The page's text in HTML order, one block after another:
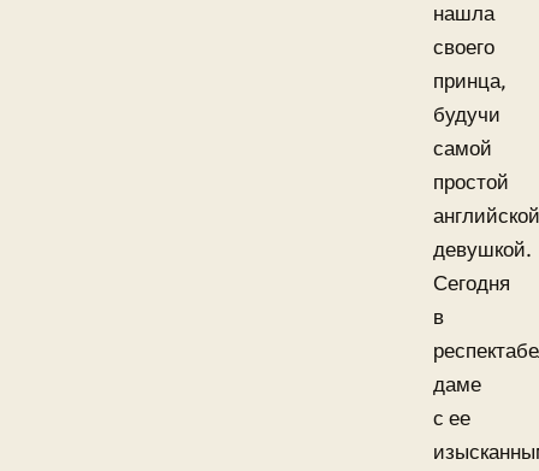
нашла
своего
принца,
будучи
самой
простой
английской
девушкой.
Сегодня
в
даме
с ее